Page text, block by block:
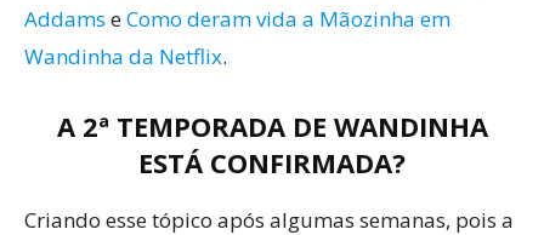
Addams eComo deram vida a Mãozinha em
Wandinha da Netflix.
A 2ª TEMPORADA DE WANDINHA
ESTÁ CONFIRMADA?
Criando esse tópico após algumas semanas, pois a